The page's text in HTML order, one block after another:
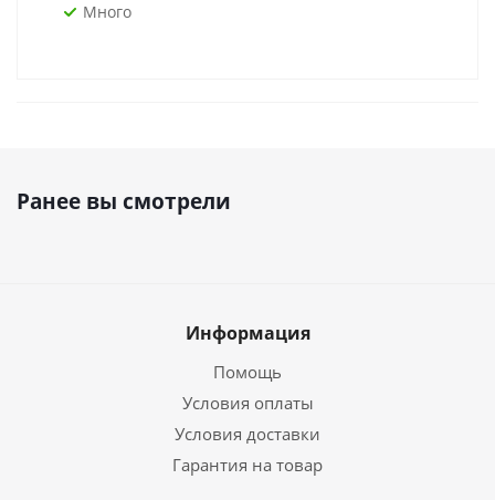
Много
Ранее вы смотрели
Информация
Помощь
Условия оплаты
Условия доставки
Гарантия на товар